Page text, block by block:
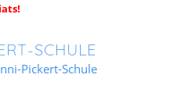
SCHULE
Pickert-Schule